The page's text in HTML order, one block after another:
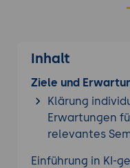
Inhalt
Ziele und
Klärung
Erwartungen
relevantes
Einführung in KI-